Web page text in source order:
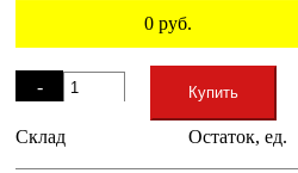
0руб.
-
+
Купить
Склад Остаток, ед.